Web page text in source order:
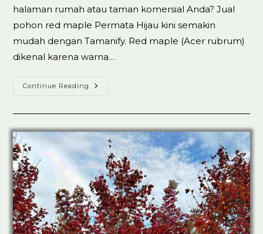
halaman rumah atau taman komersial Anda? Jual
pohon red maple Permata Hijau kini semakin
mudah dengan Tamanify. Red maple (Acer rubrum)
dikenal karena warna…
Continue Reading Jual
Maple
Hijau
100%
Koleksi
Ready
Stok